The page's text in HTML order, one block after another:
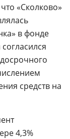
«Сколково»
в фонде
средств на
4,3%